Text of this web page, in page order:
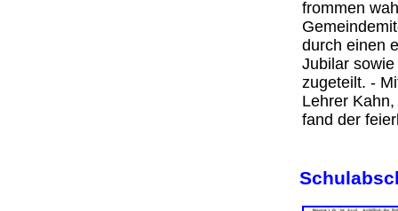
frommen
durch einen
Jubilar
zugeteilt. -
Lehrer
fand der